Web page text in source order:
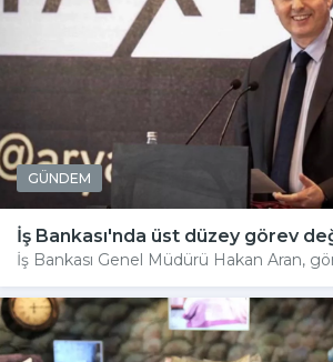
GÜNDEM
İş Bankası'nda üst düzey görev
İş Bankası Genel Müdürü Hakan Aran,